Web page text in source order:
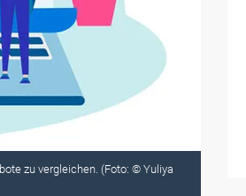
zu vergleichen. (Foto: © Yuliya